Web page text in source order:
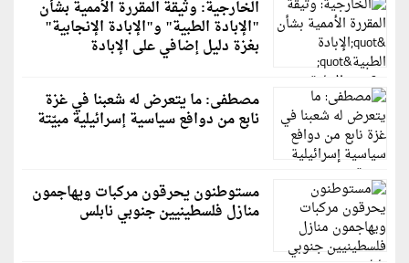
الخارجية: وثيقة المقررة الأممية بشأن
"الإبادة الطبية" و"الإبادة الإنجابية"
بغزة دليل إضافي على الإبادة
مصطفى: ما يتعرض له شعبنا في غزة
نابع من دوافع سياسية إسرائيلية مبيّتة
مستوطنون يحرقون مركبات ويهاجمون
منازل فلسطينيين جنوبي نابلس